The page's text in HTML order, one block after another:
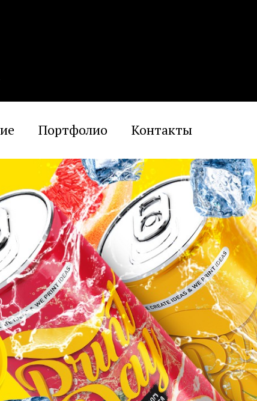
Портфолио Контакты